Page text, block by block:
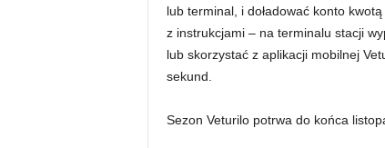
lub terminal, i doładować konto
z instrukcjami – na terminalu stacji
lub skorzystać z aplikacji mobilnej
sekund.
Sezon Veturilo potrwa do końca